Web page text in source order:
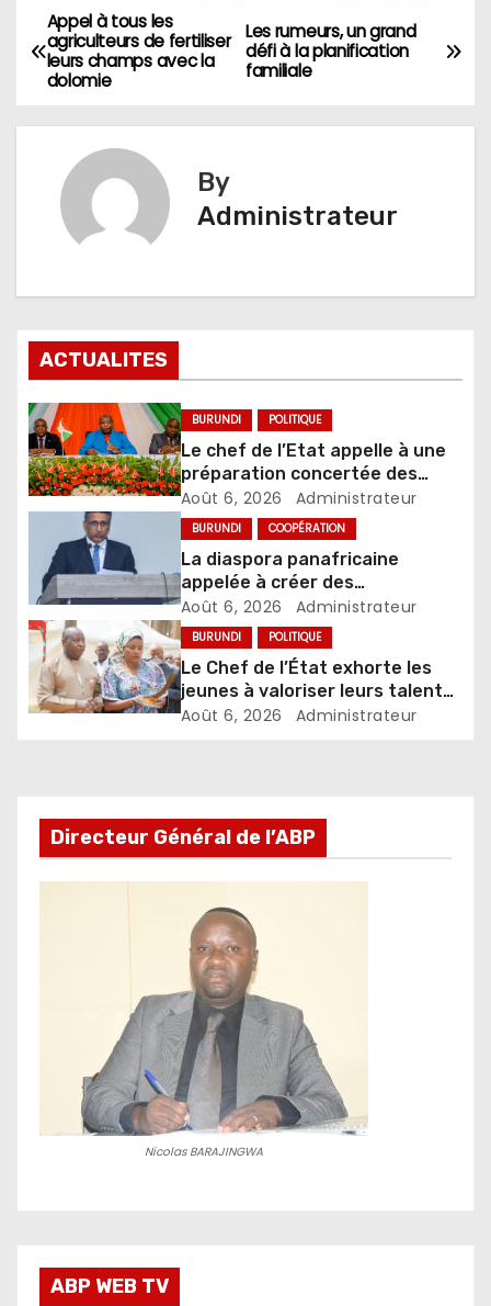
Navigation
de
l’article
Les rumeurs, un grand
défi à la planification
familiale
Appel à tous les
agriculteurs de fertiliser
leurs champs avec la
dolomie
By
Administrateur
ACTUALITES
BURUNDI POLITIQUE
Le chef de l’Etat appelle à une
préparation concertée des
élections de 2027
Août 6, 2026 Administrateur
BURUNDI COOPÉRATION
La diaspora panafricaine
appelée à créer des
mécanismes favorisant
l’investissement dans les pays
d’origine
Août 6, 2026 Administrateur
BURUNDI POLITIQUE
Le Chef de l’État exhorte les
jeunes à valoriser leurs talents
pour accélérer le
Août 6, 2026 Administrateur
Directeur Général de l’ABP
Nicolas BARAJINGWA
ABP WEB TV